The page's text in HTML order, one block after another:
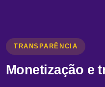
TRANSPARÊNCIA
Monetização